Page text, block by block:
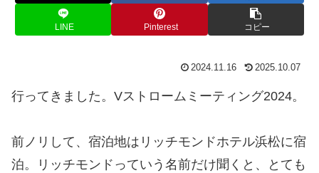
LINE Pinterest コピー
2024.11.16 2025.10.07
行ってきました。Vストロームミーティング2024。
前ノリして、宿泊地はリッチモンドホテル浜松に宿
泊。リッチモンドっていう名前だけ聞くと、とても